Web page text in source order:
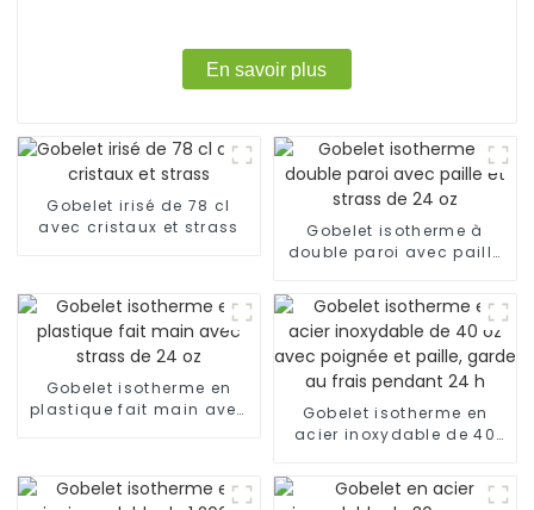
En savoir plus
Gobelet irisé de 78 cl
avec cristaux et strass
Gobelet isotherme à
double paroi avec paille
Gobelet isotherme en
plastique fait main avec
Gobelet isotherme en
acier inoxydable de 40
garde au frais pendant
24 h